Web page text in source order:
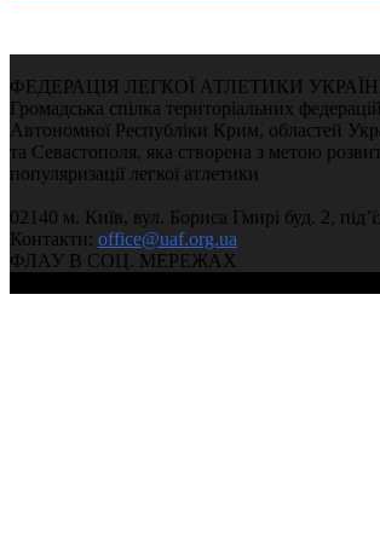
ФЕДЕРАЦІЯ ЛЕГКОЇ АТЛЕТИКИ
Громадська спілка територіальних
Автономної Республіки Крим, областей
та Севастополя, яка створена з метою
популяризації легкої атлетики
02140 м. Київ, вул. Бориса Гмирі буд. 2,
Контакти: office@uaf.org.ua
ФЛАУ В СОЦ. МЕРЕЖАХ